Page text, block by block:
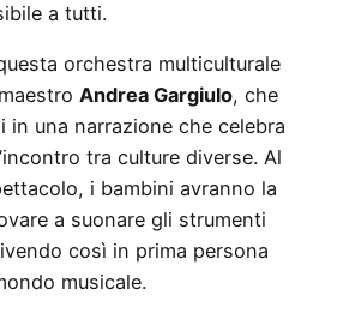
a tutti.
orchestra multiculturale
Andrea Gargiulo, che
in una narrazione che celebra
tra culture diverse. Al
i bambini avranno la
a suonare gli strumenti
così in prima persona
musicale.